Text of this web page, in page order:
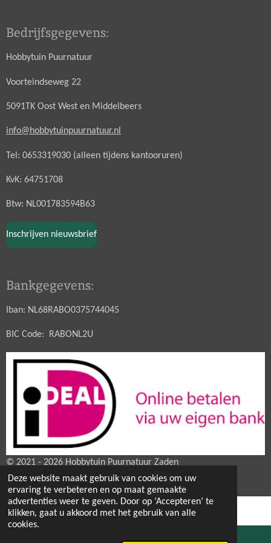
Deze website maakt gebruik van cookies om uw
ervaring te verbeteren en op maat gemaakte
advertenties weer te geven. Door op ‘Accepteren’ te
klikken, gaat u akkoord met het gebruik van alle
cookies.
Bedrijfsgegevens:
Hobbytuin Puurnatuur
Voorteindseweg 22
5091TK Oost West en Middelbeers
info@hobbytuinpuurnatuur.nl
Tel: 0653319030 (alleen tijdens kantooruren)
KvK: 64751708
Btw: NL001783594B63
Inschrijven nieuwsbrief
Bankgegevens:
Iban: NL68RABO0375744045
BIC Code: RABONL2U
© 2021 - 2026 Hobbytuin Puurnatuur Zaden
Powered byJouwWeb